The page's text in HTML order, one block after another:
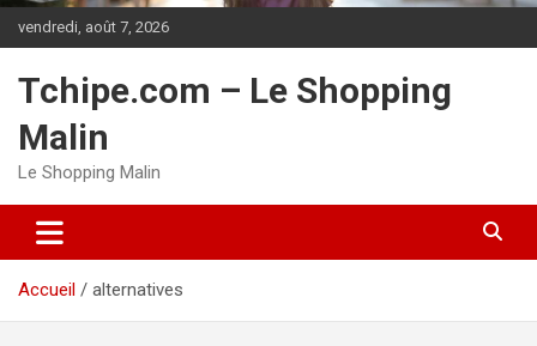
vendredi, août 7, 2026
Tchipe.com – Le Shopping
Malin
Le Shopping Malin
Accueil alternatives